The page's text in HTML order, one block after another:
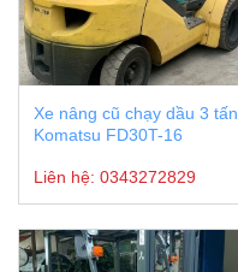
Xe nâng cũ chạy dầu 3 tấn
Komatsu FD30T-16
Liên hệ: 0343272829